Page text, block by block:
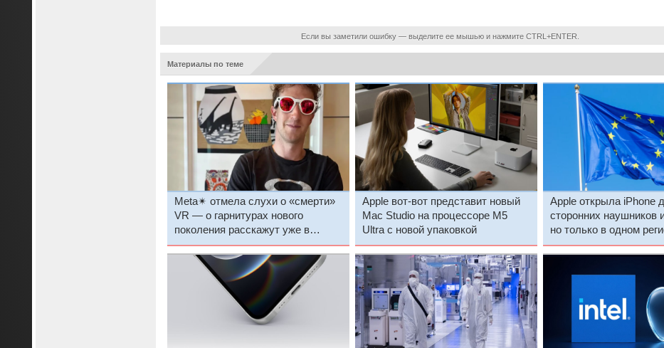
Если вы заметили ошибку — выделите ее мышью и нажмите CTRL+ENTER.
Материалы по теме
Meta✴ отмела слухи о «смерти»
VR — о гарнитурах нового
поколения расскажут уже в
сентябре
Apple вот-вот представит новый
Mac Studio на процессоре M5
Ultra с новой упаковкой
Apple открыла iPhone
сторонних наушников
но только в одном